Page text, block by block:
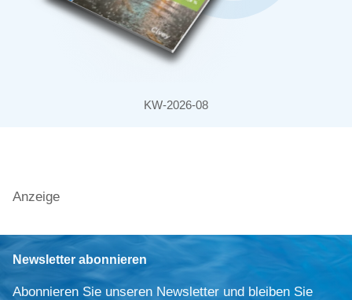
KW-2026-08
Anzeige
Newsletter abonnieren
Abonnieren Sie unseren Newsletter und bleiben Sie